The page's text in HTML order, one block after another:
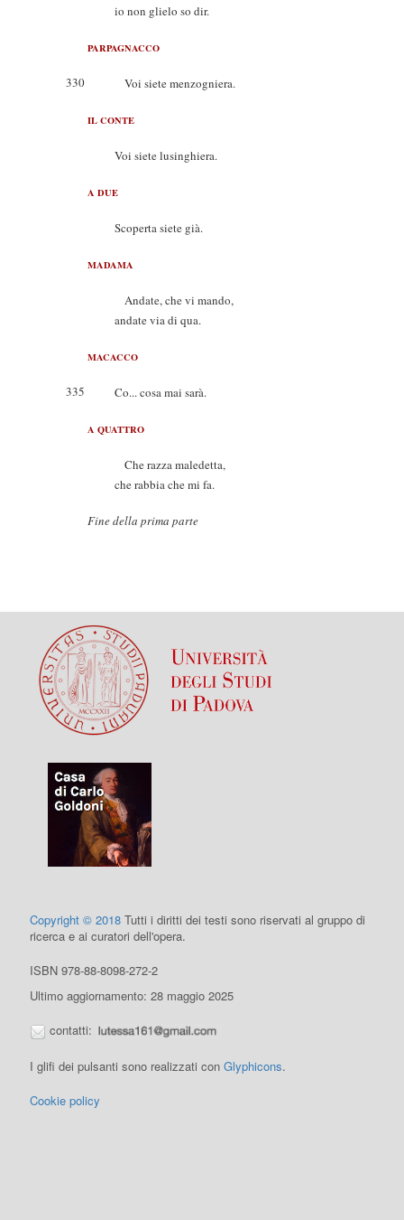
io non glielo so dir.
PARPAGNACCO
330 Voi siete menzogniera.
IL CONTE
Voi siete lusinghiera.
A DUE
Scoperta siete già.
MADAMA
Andate, che vi mando,
andate via di qua.
MACACCO
335 Co... cosa mai sarà.
A QUATTRO
Che razza maledetta,
che rabbia che mi fa.
Fine della prima parte
Copyright © 2018 Tutti i diritti dei testi sono riservati al gruppo di
ricerca e ai curatori dell'opera.
ISBN 978-88-8098-272-2
Ultimo aggiornamento: 28 maggio 2025
contatti:
I glifi dei pulsanti sono realizzati conGlyphicons.
Cookie policy